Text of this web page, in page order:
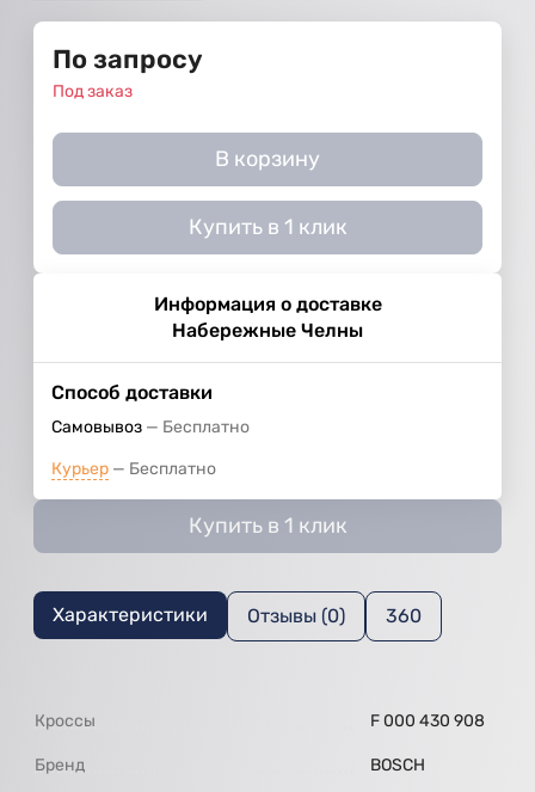
По запросу
Под заказ
В корзину
Купить в 1 клик
Информация о доставке
Набережные Челны
Способ доставки
Самовывоз Бесплатно
Курьер Бесплатно
Купить в 1 клик
Характеристики Отзывы (0) 360
Кроссы F 000 430 908
Бренд BOSCH